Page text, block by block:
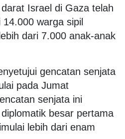
Israel di Gaza telah
warga sipil
dari 7.000 anak-anak
gencatan senjata
pada Jumat
senjata ini
besar pertama
lebih dari enam